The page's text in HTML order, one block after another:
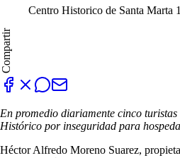
Centro Historico de Santa Marta 1
Compartir
En promedio diariamente cinco
Histórico por inseguridad para
Héctor Alfredo Moreno Suarez,